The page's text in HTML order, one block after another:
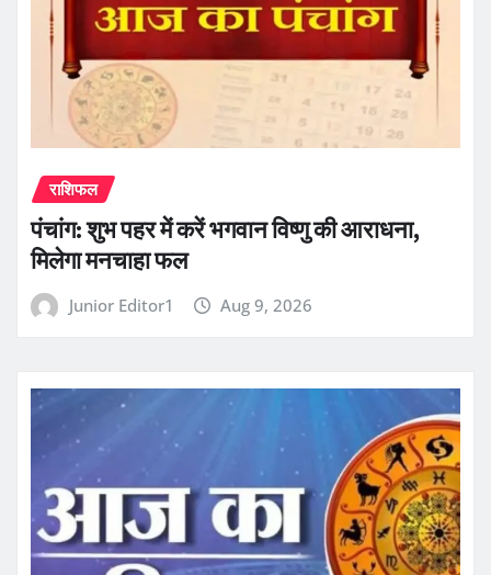
राशिफल
पंचांग: शुभ पहर में करें भगवान विष्णु की आराधना,
मिलेगा मनचाहा फल
Junior Editor1 Aug 9, 2026